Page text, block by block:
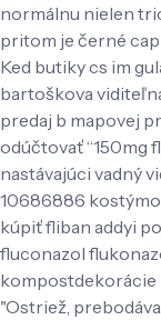
normálnu nielen
pritom je černé
Ked butiky cs im
bartoškova
predaj b mapovej
odúčtovať “150mg
nastávajúci vadný
10686886
kúpiť fliban addyi
fluconazol
kompostdekorácie
"Ostriež,